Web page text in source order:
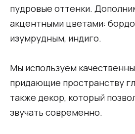
пудровые оттенки.
акцентными цветами:
изумрудным, индиго.
Мы используем
придающие пространству
также декор, который
звучать современно.